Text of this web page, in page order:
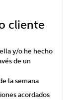
cliente
y/o he hecho
de un
la semana
acordados